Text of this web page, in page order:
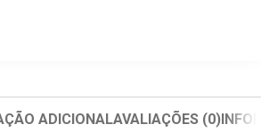
ADICIONALAVALIAÇÕES (0)